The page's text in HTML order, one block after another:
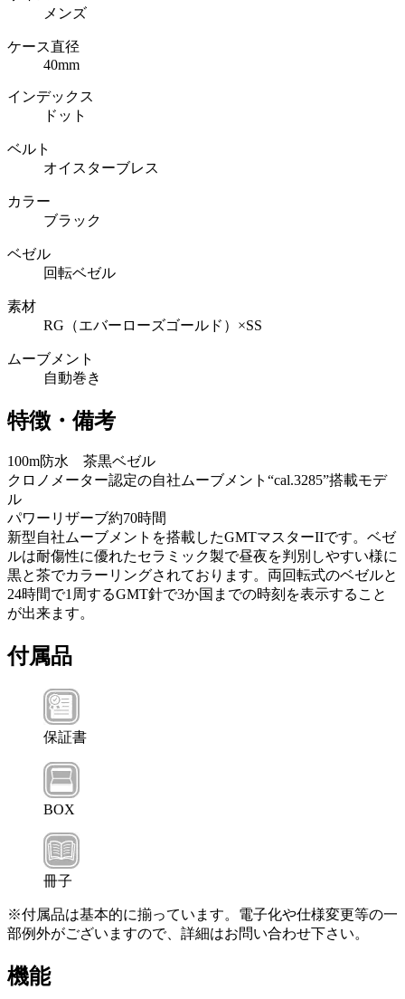
メンズ
ケース直径
40mm
インデックス
ドット
ベルト
オイスターブレス
カラー
ブラック
ベゼル
回転ベゼル
素材
RG（エバーローズゴールド）×SS
ムーブメント
自動巻き
特徴・備考
100m防水 茶黒ベゼル
クロノメーター認定の自社ムーブメント“cal.3285”搭載モデ
ル
パワーリザーブ約70時間
新型自社ムーブメントを搭載したGMTマスターIIです。ベゼ
ルは耐傷性に優れたセラミック製で昼夜を判別しやすい様に
黒と茶でカラーリングされております。両回転式のベゼルと
24時間で1周するGMT針で3か国までの時刻を表示すること
が出来ます。
付属品
保証書
BOX
冊子
※付属品は基本的に揃っています。電子化や仕様変更等の一
部例外がございますので、詳細はお問い合わせ下さい。
機能